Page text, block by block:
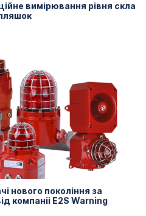
вимірювання рівня скла
нового покоління за
компаніі E2S Warning